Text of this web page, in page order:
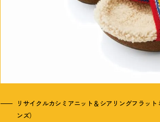
リサイクルカシミアニット＆シアリングフラッ
ンズ）